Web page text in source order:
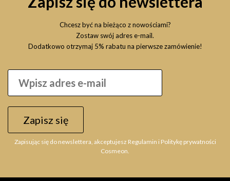
Chcesz być na bieżąco z nowościami?
Zostaw swój adres e-mail.
Dodatkowo otrzymaj 5% rabatu na pierwsze zamówienie!
Zapisz się
Zapisując się do newslettera, akceptujesz Regulamin i Politykę prywatności
Cosmeon.